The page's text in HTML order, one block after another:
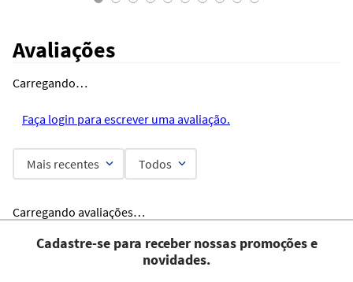
Avaliações
Carregando…
Faça login para escrever uma avaliação.
Mais recentes Todos
Carregando avaliações…
Cadastre-se para receber nossas promoções e
novidades.